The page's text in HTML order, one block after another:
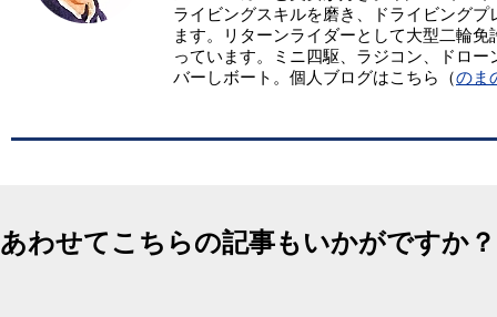
ライビングスキルを磨き、ドライビングプ
ます。リターンライダーとして大型二輪
っています。ミニ四駆、ラジコン、ドロ
バーしボート。個人ブログはこちら（のま
あわせてこちらの記事もいかがですか？